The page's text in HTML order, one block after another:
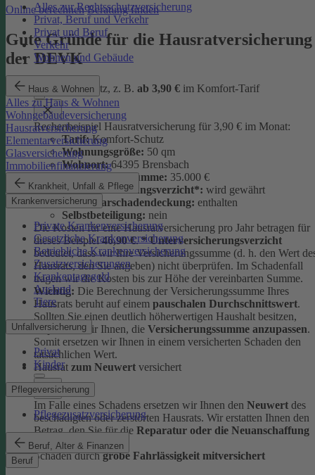
Alles zur Rechtsschutzversicherung
Privat, Beruf und Verkehr
Privat und Beruf
Verkehr
Wohnen und Gebäude
Haus & Wohnen
Alles zu Haus & Wohnen
Wohngebäudeversicherung
Hausratversicherung
Elementarversicherung
Glasversicherung
Immobilienfinanzierung
Krankheit, Unfall & Pflege
Krankenversicherung
Private Krankenversicherung
Gesetzliche Krankenversicherung
Betriebliche Krankenversicherung
Zusatzversicherungen
Krankentagegeld
Ausland
Tiere
Unfallversicherung
Privat
Kinder
Pflegeversicherung
Pflegezusatzversicherung
Beruf, Alter & Finanzen
Beruf
Online berechnen Beratung finden
Gute Gründe für die Hausratversicherung
der DEVK
günstiger Schutz, z. B. ab 3,90 € im Komfort-Tarif
Rechenbeispiel Hausratversicherung für 3,90 € im Monat:
Tarif:Komfort-Schutz
Wohnungsgröße: 50 qm
Wohnort:64395 Brensbach
Versicherungssumme: 35.000 €
Unterversicherungsverzicht*: wird gewährt
Elementarschadendeckung: enthalten
Selbstbeteiligung: nein
Die Kosten für eine Hausratversicherung pro Jahr betragen für
dieses Beispiel46,90 €.* Unterversicherungsverzicht
bedeutet, dass wir Ihre Versicherungssumme (d. h. den Wert
Hausrats, den Sie angeben) nicht überprüfen. Im Schadenfall
tragen wir die Kosten bis zur Höhe der vereinbarten Summe.
Wichtig: Die Berechnung der Versicherungssumme Ihres
Hausrats beruht auf einem pauschalen Durchschnittswert.
Sollten Sie einen deutlich höherwertigen Haushalt besitzen,
empfehlen wir Ihnen, die Versicherungssumme anzupassen.
Somit ersetzen wir Ihnen in einem versicherten Schaden den
tatsächlichen Wert.
Hausrat zum Neuwert versichert
Im Falle eines Schadens ersetzen wir Ihnen den Neuwert des
beschädigten oder zerstörten Hausrats. Wir erstatten Ihnen den
Betrag, den Sie für die Reparatur oder die Neuanschaffung
ausgeben müssten.
Schäden durchgrobe Fahrlässigkeit mitversichert